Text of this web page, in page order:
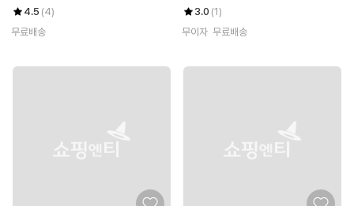
4.5 (4)
무료배송
3.0 (1)
무이자 무료배송